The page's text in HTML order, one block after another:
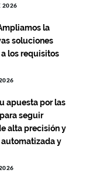
2026
la
soluciones
los requisitos
apuesta por las
seguir
alta precisión y
y